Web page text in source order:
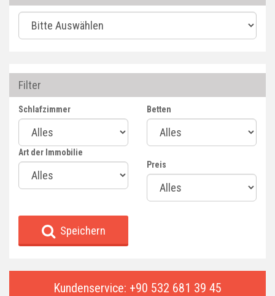
Filter
Schlafzimmer Betten
Art der Immobilie
Preis
Speichern
Kundenservice: +90 532 681 39 45